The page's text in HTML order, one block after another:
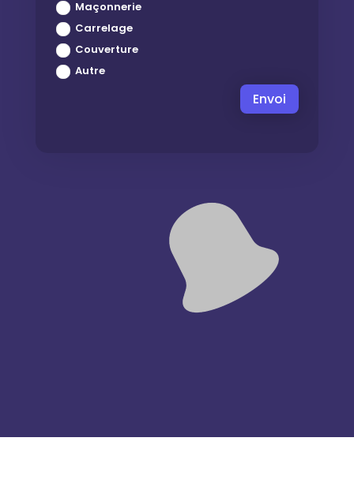
Maçonnerie
Carrelage
Couverture
Autre
Envoi